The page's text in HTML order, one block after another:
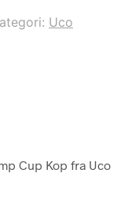
Uco
Cup Kop fra Uco